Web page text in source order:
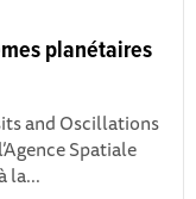
planétaires
and Oscillations
Spatiale
la...